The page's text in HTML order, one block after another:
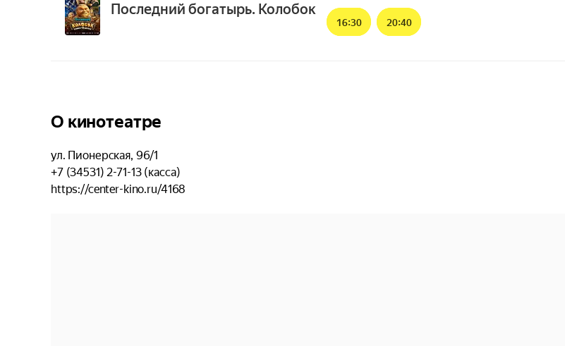
Последний богатырь. Колобок
16:30 20:40
О кинотеатре
ул. Пионерская, 96/1
+7 (34531) 2-71-13 (касса)
https://center-kino.ru/4168